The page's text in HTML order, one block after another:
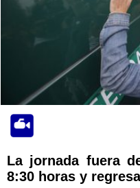
La jornada fuera
8:30 horas y